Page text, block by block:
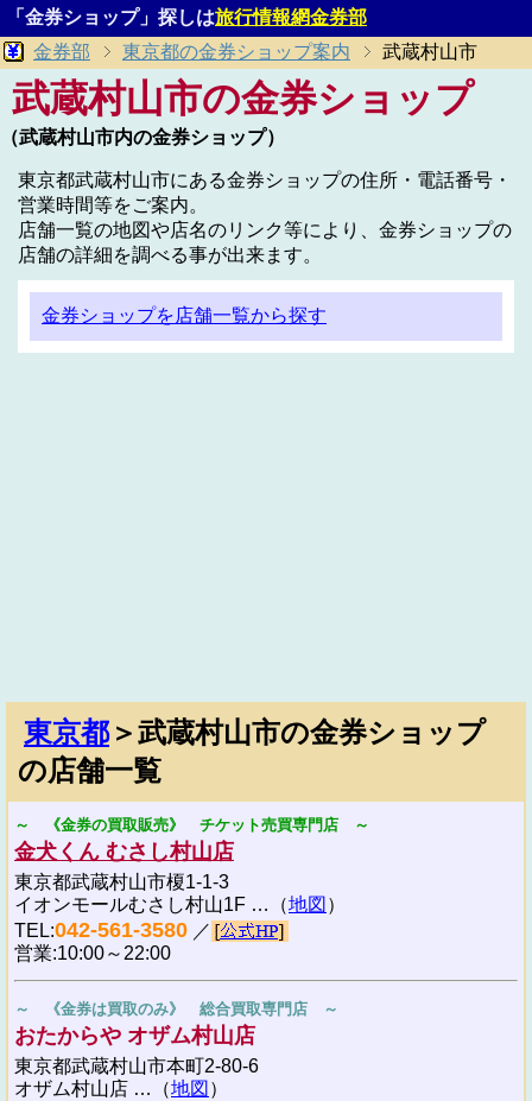
「金券ショップ」探しは旅行情報網金券部
金券部
東京都の金券ショップ案内 武蔵村山市
武蔵村山市の金券ショップ
（武蔵村山市内の金券ショップ）
東京都武蔵村山市にある金券ショップの住所・電話番号・
営業時間等をご案内。
店舗一覧の地図や店名のリンク等により、金券ショップの
店舗の詳細を調べる事が出来ます。
金券ショップを店舗一覧から探す
東京都＞武蔵村山市の金券ショップ
の店舗一覧
～ 《金券の買取販売》 チケット売買専門店 ～
金犬くん むさし村山店
東京都武蔵村山市榎1-1-3
イオンモールむさし村山1F …（地図 ）
TEL:042-561-3580 ／
営業:10:00～22:00
～ 《金券は買取のみ》 総合買取専門店 ～
おたからや オザム村山店
東京都武蔵村山市本町2-80-6
オザム村山店 …（地図 ）